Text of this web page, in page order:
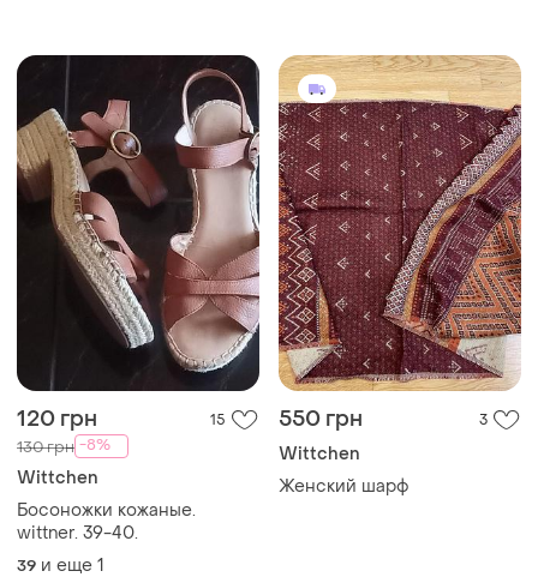
120 грн 15
130 грн -8%
Wittchen
Босоножки кожаные.
wittner. 39-40.
39 и еще 1
550 грн 3
Wittchen
Женский шарф